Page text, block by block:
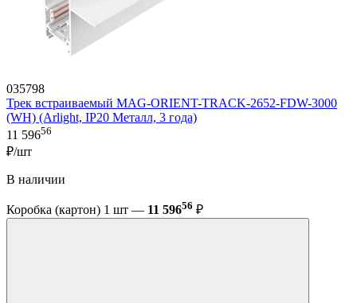
035798
Трек встраиваемый MAG-ORIENT-TRACK-2652-FDW-3000
(WH) (Arlight, IP20 Металл, 3 года)
11 59656
₽/шт
В наличии
Коробка (картон) 1 шт — 11 59656 ₽